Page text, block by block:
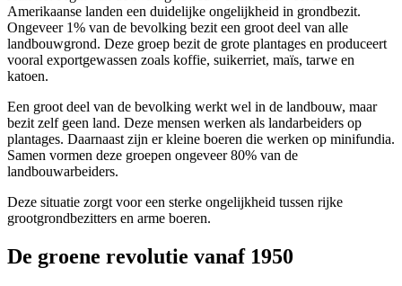
Amerikaanse landen een duidelijke ongelijkheid in grondbezit.
Ongeveer 1% van de bevolking bezit een groot deel van alle
landbouwgrond. Deze groep bezit de grote plantages en produceert
vooral exportgewassen zoals koffie, suikerriet, maïs, tarwe en
katoen.
Een groot deel van de bevolking werkt wel in de landbouw, maar
bezit zelf geen land. Deze mensen werken als landarbeiders op
plantages. Daarnaast zijn er kleine boeren die werken op minifundia.
Samen vormen deze groepen ongeveer 80% van de
landbouwarbeiders.
Deze situatie zorgt voor een sterke ongelijkheid tussen rijke
grootgrondbezitters en arme boeren.
De groene revolutie vanaf 1950